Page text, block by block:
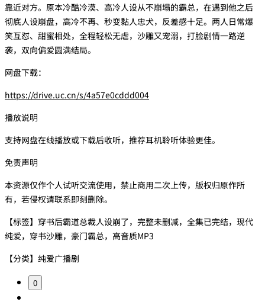
靠近对方。原本冷酷冷漠、高冷人设从不崩塌的霸总，在遇到他之后
彻底人设崩盘，高冷不再、秒变黏人忠犬，反差感十足。两人日常爆
笑互怼、甜蜜相处，全程轻松无虐，沙雕又宠溺，打脸剧情一路逆
袭，双向偏爱圆满结局。
网盘下载：
https://drive.uc.cn/s/4a57e0cddd004
播放说明
支持网盘在线播放或下载后收听，推荐耳机聆听体验更佳。
免责声明
本资源仅作个人试听交流使用，禁止商用二次上传，版权归原作所
有，若侵权请联系即刻删除。
【标签】穿书后霸道总裁人设崩了，完整未删减，全集已完结，现代
纯爱，穿书沙雕，豪门霸总，高音质MP3
【分类】纯爱广播剧
0